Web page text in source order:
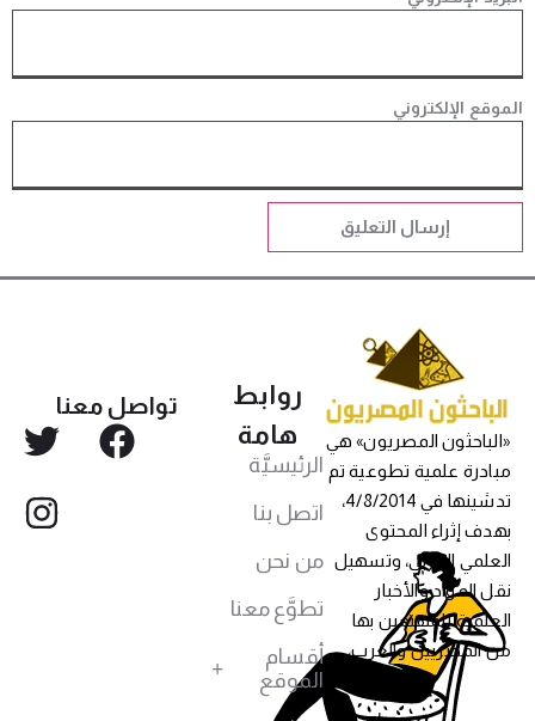
الموقع الإلكتروني
«الباحثون المصريون» هي
مبادرة علمية تطوعية تم
تدشينها في 4/8/2014،
بهدف إثراء المحتوى
العلمي العربي، وتسهيل
نقل المواد والأخبار
العلمية للمهتمين بها
من المصريين والعرب،
روابط
هامة
الرئيسيَّة
اتصل بنا
من نحن
تطوَّع معنا
أقسام
الموقع
تواصل معنا